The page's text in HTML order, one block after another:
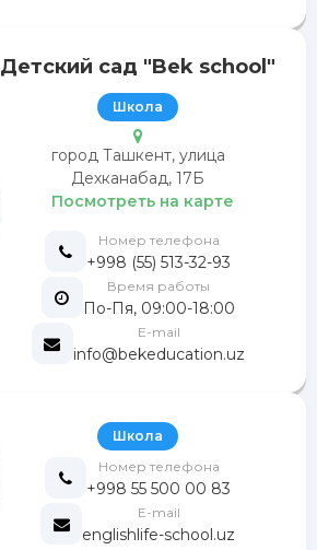
Детский сад "Bek school"
Школа
город Ташкент, улица
Дехканабад, 17Б
Посмотреть на карте
Номер телефона
+998 (55) 513-32-93
Время работы
По-Пя, 09:00-18:00
E-mail
info@bekeducation.uz
Школа
Номер телефона
+998 55 500 00 83
E-mail
englishlife-school.uz